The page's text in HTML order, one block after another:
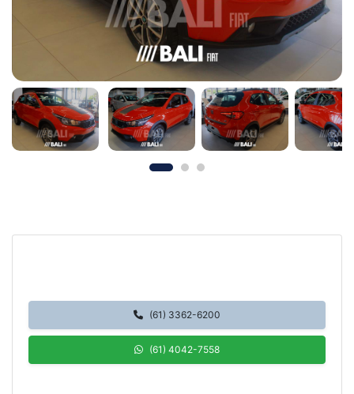
(61) 3362-6200
(61) 4042-7558